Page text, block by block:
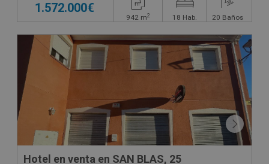
1.572.000€
942 m2 18 Hab. 20 Baños
CONDICIONES ESPECIALES
Hotel en venta en SAN BLAS, 25